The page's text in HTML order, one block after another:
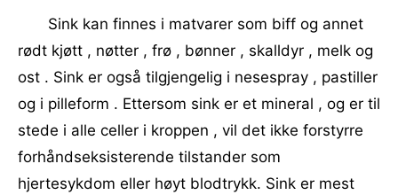
Sink kan finnes i matvarer som biff og annet
rødt kjøtt , nøtter , frø , bønner , skalldyr , melk og
ost . Sink er også tilgjengelig i nesespray , pastiller
og i pilleform . Ettersom sink er et mineral , og er til
stede i alle celler i kroppen , vil det ikke forstyrre
forhåndseksisterende tilstander som
hjertesykdom eller høyt blodtrykk. Sink er mest